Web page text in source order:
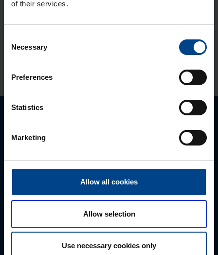
of their services.
Selection
Necessary
Preferences
Statistics
Marketing
Allow all cookies
Allow selection
Use necessary cookies only
mm, metall, IP65
800x500x250 mm, metall, IP65